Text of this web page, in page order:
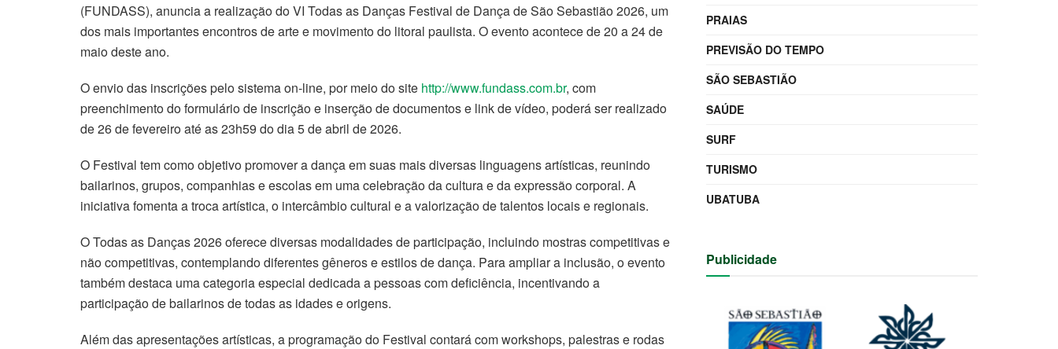
(FUNDASS), anuncia a realização do VI Todas as Danças Festival de Dança de São Sebastião 2026, um
dos mais importantes encontros de arte e movimento do litoral paulista. O evento acontece de 20 a 24 de
maio deste ano.
O envio das inscrições pelo sistema on-line, por meio do site http://www.fundass.com.br, com
preenchimento do formulário de inscrição e inserção de documentos e link de vídeo, poderá ser realizado
de 26 de fevereiro até as 23h59 do dia 5 de abril de 2026.
O Festival tem como objetivo promover a dança em suas mais diversas linguagens artísticas, reunindo
bailarinos, grupos, companhias e escolas em uma celebração da cultura e da expressão corporal. A
iniciativa fomenta a troca artística, o intercâmbio cultural e a valorização de talentos locais e regionais.
O Todas as Danças 2026 oferece diversas modalidades de participação, incluindo mostras competitivas e
não competitivas, contemplando diferentes gêneros e estilos de dança. Para ampliar a inclusão, o evento
também destaca uma categoria especial dedicada a pessoas com deficiência, incentivando a
participação de bailarinos de todas as idades e origens.
Além das apresentações artísticas, a programação do Festival contará com workshops, palestras e rodas
PRAIAS
PREVISÃO DO TEMPO
SÃO SEBASTIÃO
SAÚDE
SURF
TURISMO
UBATUBA
Publicidade